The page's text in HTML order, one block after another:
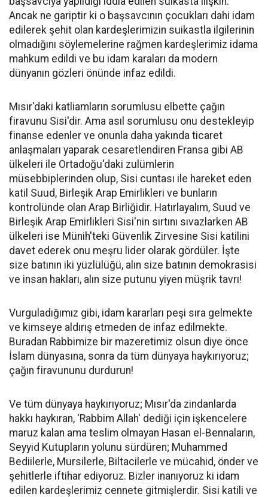
Ancak ne gariptir ki o başsavcının çocukları dahi idam
edilerek şehit olan kardeşlerimizin suikastla ilgilerinin
olmadığını söylemelerine rağmen kardeşlerimiz idama
mahkum edildi ve bu idam karaları da modern
dünyanın gözleri önünde infaz edildi.
Mısır'daki katliamların sorumlusu elbette çağın
firavunu Sisi'dir. Ama asıl sorumlusu onu destekleyip
finanse edenler ve onunla daha yakında ticaret
anlaşmaları yaparak cesaretlendiren Fransa gibi AB
ülkeleri ile Ortadoğu'daki zulümlerin
müsebbiplerinden olup, Sisi cuntası ile hareket eden
katil Suud, Birleşik Arap Emirlikleri ve bunların
kontrolünde olan Arap Birliğidir. Hatırlayalım, Suud ve
Birleşik Arap Emirlikleri Sisi'nin sırtını sıvazlarken AB
ülkeleri ise Münih'teki Güvenlik Zirvesine Sisi katilini
davet ederek onu meşru lider olarak gördüler. İşte
size batının iki yüzlülüğü, alın size batının demokrasisi
ve insan hakları, alın size putunu yiyen müşrik tavrı!
Vurguladığımız gibi, idam kararları peşi sıra gelmekte
ve kimseye aldırış etmeden de infaz edilmekte.
Buradan Rabbimize bir mazeretimiz olsun diye önce
İslam dünyasına, sonra da tüm dünyaya haykırıyoruz;
çağın firavununu durdurun!
Ve tüm dünyaya haykırıyoruz; Mısır'da zindanlarda
hakkı haykıran, 'Rabbim Allah' dediği için işkencelere
maruz kalan ama teslim olmayan Hasan el-Bennaların,
Seyyid Kutupların yolunu sürdüren; Muhammed
Bediilerle, Mursilerle, Biltacilerle ve mücahid, önder ve
şehitlerle iftihar ediyoruz. Bizler inanıyoruz ki idam
edilen kardeşlerimiz cennete gitmişlerdir. Sisi katili ve